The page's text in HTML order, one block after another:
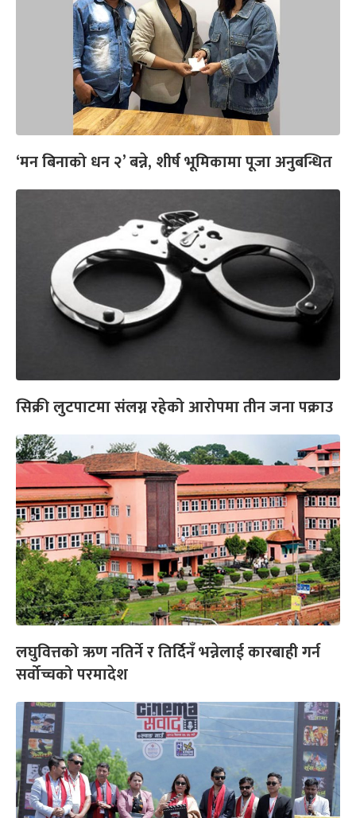
‘मन बिनाको धन २’ बन्ने, शीर्ष भूमिकामा पूजा अनुबन्धित
सिक्री लुटपाटमा संलग्न रहेको आरोपमा तीन जना पक्राउ
लघुवित्तको ऋण नतिर्ने र तिर्दिनँ भन्नेलाई कारबाही गर्न
सर्वोच्चको परमादेश